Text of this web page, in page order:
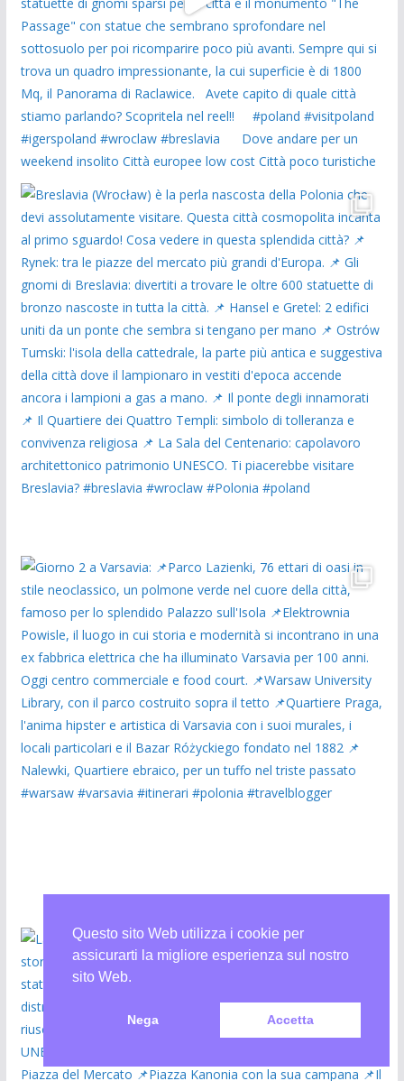
Questo sito Web utilizza i cookie per
assicurarti la migliore esperienza sul nostro
sito Web.
Nega Accetta